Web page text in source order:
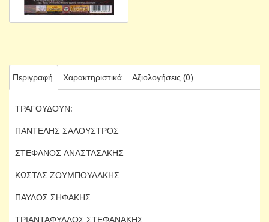
Περιγραφή Χαρακτηριστικά Αξιολογήσεις (0)
ΤΡΑΓΟΥΔΟΥΝ:
ΠΑΝΤΕΛΗΣ ΣΑΛΟΥΣΤΡΟΣ
ΣΤΕΦΑΝΟΣ ΑΝΑΣΤΑΣΑΚΗΣ
ΚΩΣΤΑΣ ΖΟΥΜΠΟΥΛΑΚΗΣ
ΠΑΥΛΟΣ ΣΗΦΑΚΗΣ
ΤΡΙΑΝΤΑΦΥΛΛΟΣ ΣΤΕΦΑΝΑΚΗΣ